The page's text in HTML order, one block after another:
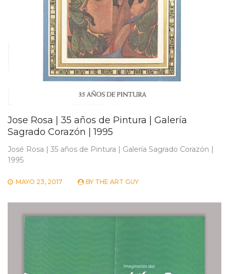
Jose Rosa | 35 años de Pintura | Galería
Sagrado Corazón | 1995
José Rosa | 35 años de Pintura | Galería Sagrado Corazón |
1995
MAYO 23, 2017 BY THE ART GUY